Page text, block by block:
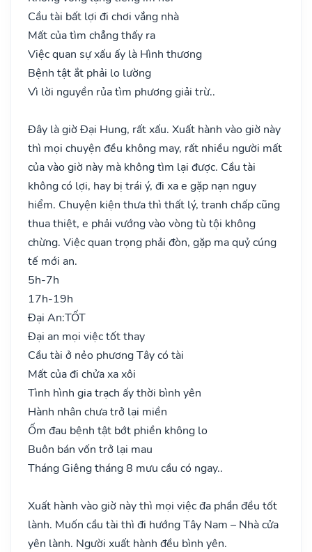
Cầu tài bất lợi đi chơi vắng nhà
Mất của tìm chẳng thấy ra
Việc quan sự xấu ấy là Hình thương
Bệnh tật ắt phải lo lường
Vì lời nguyền rủa tìm phương giải trừ..
Đây là giờ Đại Hung, rất xấu. Xuất hành vào giờ này
thì mọi chuyện đều không may, rất nhiều người mất
của vào giờ này mà không tìm lại được. Cầu tài
không có lợi, hay bị trái ý, đi xa e gặp nạn nguy
hiểm. Chuyện kiện thưa thì thất lý, tranh chấp cũng
thua thiệt, e phải vướng vào vòng tù tội không
chừng. Việc quan trọng phải đòn, gặp ma quỷ cúng
tế mới an.
5h-7h
17h-19h
Đại An:TỐT
Đại an mọi việc tốt thay
Cầu tài ở nẻo phương Tây có tài
Mất của đi chửa xa xôi
Tình hình gia trạch ấy thời bình yên
Hành nhân chưa trở lại miền
Ốm đau bệnh tật bớt phiền không lo
Buôn bán vốn trở lại mau
Tháng Giêng tháng 8 mưu cầu có ngay..
Xuất hành vào giờ này thì mọi việc đa phần đều tốt
lành. Muốn cầu tài thì đi hướng Tây Nam – Nhà cửa
yên lành. Người xuất hành đều bình yên.